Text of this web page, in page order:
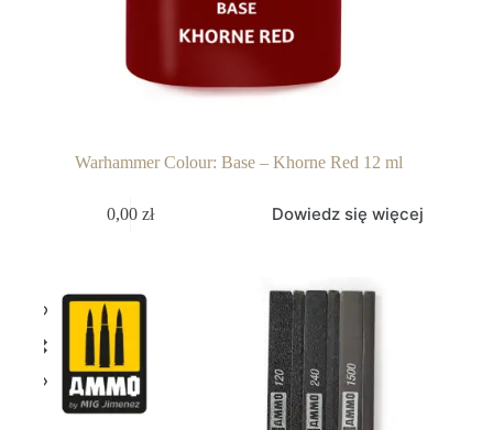
Warhammer Colour: Base – Khorne Red 12 ml
0,00zł Dowiedz się więcej